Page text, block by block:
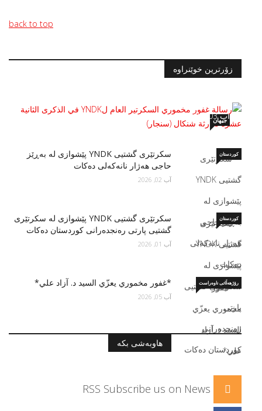
back to top
زۆرترین خوێنراوە
آب 03, 2026
جیهان
سكرتێری گشتیی YNDK پێشوازى لە بەڕێز
حاجی هەژار نانەکەلی دەکات
کوردستان
آب 02, 2026
سكرتێری گشتیی YNDK پێشوازی لە سکرتێرى
گشتیى پارتى رەنجدەرانى کوردستان دەكات
کوردستان
آب 01, 2026
*غفور مخموري يعزّي السید د. آزاد علي* رۆژهەڵاتی ناوەراست
آب 05, 2026
هاوبەشی بکە
RSS Subscribe us on News